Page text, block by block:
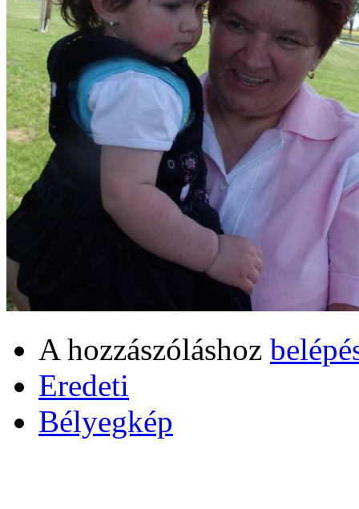
A hozzászóláshoz
Eredeti
Bélyegkép